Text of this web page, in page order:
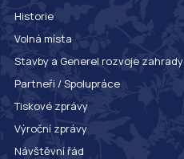
Historie
Volná místa
Stavby a Generel rozvoje zahrady
Partneři / Spolupráce
Tiskové zprávy
Výroční zprávy
Návštěvní řád